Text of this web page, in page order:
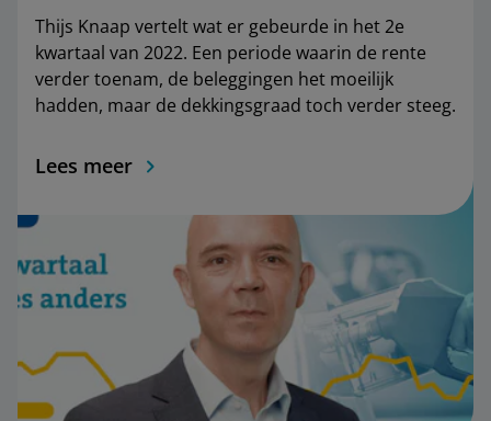
Thijs Knaap vertelt wat er gebeurde in het 2e
kwartaal van 2022. Een periode waarin de rente
verder toenam, de beleggingen het moeilijk
hadden, maar de dekkingsgraad toch verder steeg.
Lees meer